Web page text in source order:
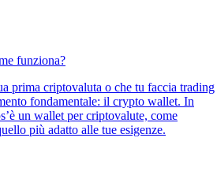
funziona?
prima criptovaluta o che tu faccia trading
fondamentale: il crypto wallet. In
un wallet per criptovalute, come
più adatto alle tue esigenze.